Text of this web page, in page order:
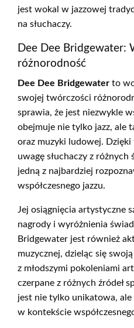
jest wokal w jazzowej
na słuchaczy.
Dee Dee Bridgewater:
różnorodność
Dee Dee Bridgewater to
swojej twórczości
sprawia, że jest niezwykle
obejmuje nie tylko jazz, ale
oraz muzyki ludowej.
uwagę słuchaczy z
jedną z najbardziej
współczesnego jazzu.
Jej osiągnięcia artystyczne
nagrody i wyróżnienia
Bridgewater jest również
muzycznej, dzieląc się
z młodszymi pokoleniami
czerpane z różnych źródeł
jest nie tylko unikatowa,
w kontekście